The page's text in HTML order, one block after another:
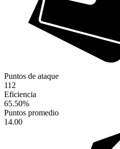
Puntos de ataque
112
Eficiencia
65.50%
Puntos promedio
14.00